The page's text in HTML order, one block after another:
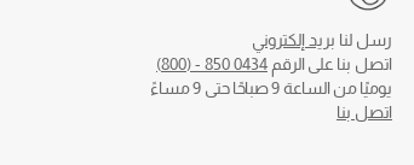
رسل لنا بريد إلكتروني
اتصل بنا على الرقم 0434 850 - (800)
يوميًا من الساعة 9 صباحًا حتى 9 مساءً
اتصل بنا